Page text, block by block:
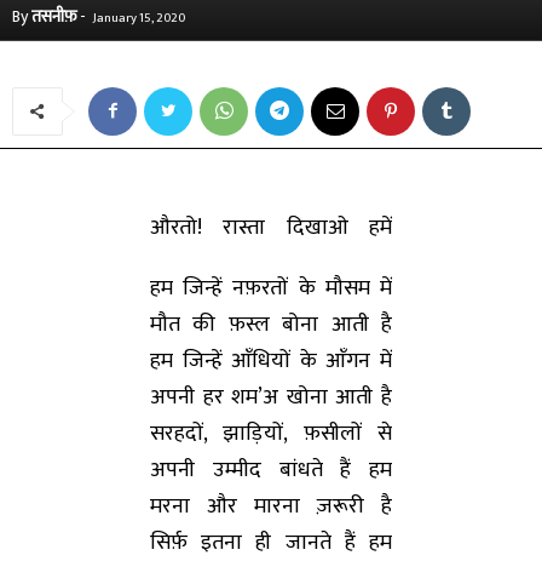
Byतसनीफ़- January 15, 2020
औरतो! रास्ता दिखाओ हमें
हम जिन्हें नफ़रतों के मौसम में
मौत की फ़स्ल बोना आती है
हम जिन्हें आँधियों के आँगन में
अपनी हर शम’अ खोना आती है
सरहदों, झाड़ियों, फ़सीलों से
अपनी उम्मीद बांधते हैं हम
मरना और मारना ज़रूरी है
सिर्फ़ इतना ही जानते हैं हम